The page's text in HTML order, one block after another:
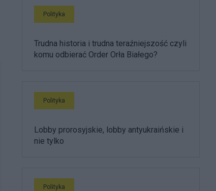
Polityka
Trudna historia i trudna teraźniejszość czyli
komu odbierać Order Orła Białego?
Polityka
Lobby prorosyjskie, lobby antyukraińskie i
nie tylko
Polityka